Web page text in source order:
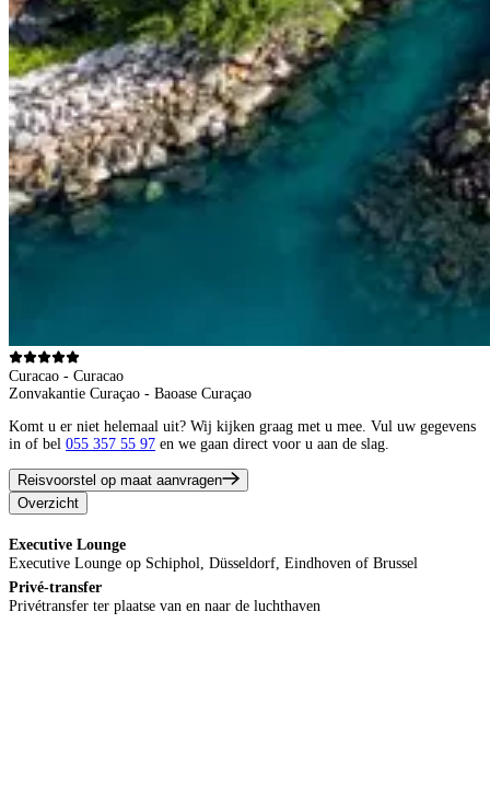
Curacao - Curacao
Zonvakantie Curaçao - Baoase Curaçao
Komt u er niet helemaal uit? Wij kijken graag met u mee. Vul uw gegevens
in of bel 055 357 55 97 en we gaan direct voor u aan de slag.
Reisvoorstel op maat aanvragen
Overzicht
Executive Lounge
Executive Lounge op Schiphol, Düsseldorf, Eindhoven of Brussel
Privé-transfer
Privétransfer ter plaatse van en naar de luchthaven